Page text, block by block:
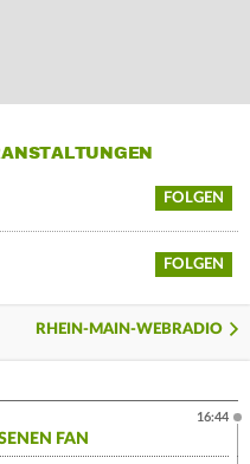
FOLGEN
FOLGEN
RHEIN-MAIN-WEBRADIO
FAN
16:44